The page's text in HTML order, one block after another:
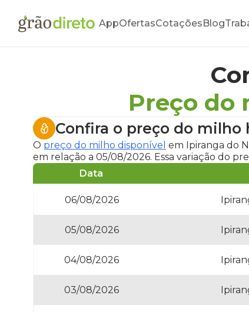
AppOfertasCotaçõesBlog
Preço do
Confira o preço do milho
O preço do milho disponível em Ipiranga do
em relação a 05/08/2026. Essa variação do
Data
06/08/2026
05/08/2026
04/08/2026
03/08/2026